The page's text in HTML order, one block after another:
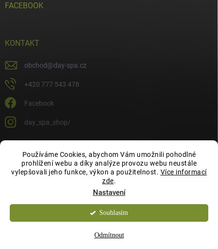
Používáme Cookies, abychom Vám umožnili pohodlné
prohlížení webu a díky analýze provozu webu neustále
vylepšovali jeho funkce, výkon a použitelnost. Více informací
zde.
Nastavení
Odmítnout
Souhlasím
FACEBOOK
KONTAKT
obchod@day-spa.cz
+420 777 543 478
Facebook
day_spa_shop/
OCHRANA OSOBNÍCH ÚDAJŮ
Vytvořil Shoptet
Copyright 2026Day Spa Shop. Všechna práva vyhrazena.